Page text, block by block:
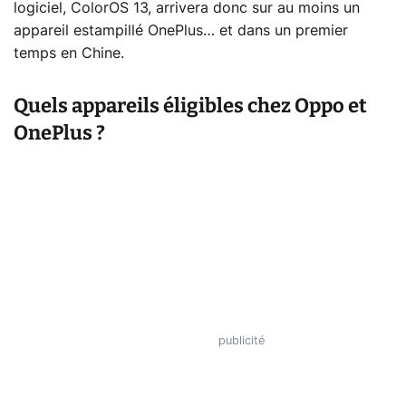
logiciel, ColorOS 13, arrivera donc sur au moins un
appareil estampillé OnePlus… et dans un premier
temps en Chine.
Quels appareils éligibles chez Oppo et
OnePlus ?